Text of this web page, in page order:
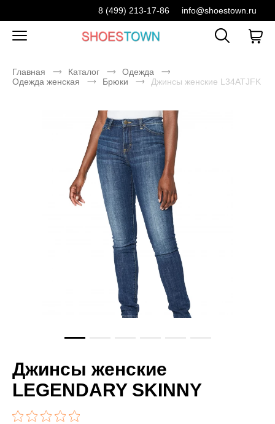
8 (499) 213-17-86 info@shoestown.ru
Главная Каталог
Одежда
Одежда женская
Брюки Джинсы женские L34ATJFK
Джинсы женские
LEGENDARY SKINNY